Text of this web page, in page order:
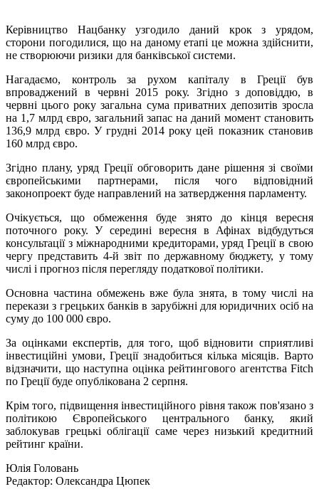
Керівництво Нацбанку узгодило даний крок з урядом,
сторони погодилися, що на даному етапі це можна здійснити,
не створюючи ризики для банківської системи.
Нагадаємо, контроль за рухом капіталу в Греції був
впроваджений в червні 2015 року. Згідно з доповіддю, в
червні цього року загальна сума приватних депозитів зросла
на 1,7 млрд євро, загальний запас на даний момент становить
136,9 млрд євро. У грудні 2014 року цей показник становив
160 млрд євро.
Згідно плану, уряд Греції обговорить дане рішення зі своїми
європейськими партнерами, після чого відповідний
законопроект буде направлений на затвердження парламенту.
Очікується, що обмеження буде знято до кінця вересня
поточного року. У середині вересня в Афінах відбудуться
консультації з міжнародними кредиторами, уряд Греції в свою
чергу представить 4-й звіт по державному бюджету, у тому
числі і прогноз пiсля перегляду податкової політики.
Основна частина обмежень вже була знята, в тому числі на
перекази з грецьких банків в зарубіжні для юридичних осіб на
суму до 100 000 євро.
За оцінками експертів, для того, щоб відновити сприятливі
інвестиційні умови, Греції знадобиться кілька місяців. Варто
відзначити, що наступна оцінка рейтингового агентства Fitch
по Греції буде опублікована 2 серпня.
Крім того, підвищення інвестиційного рівня також пов'язано з
політикою Європейського центрального банку, який
заблокував грецькі облігації саме через низький кредитний
рейтинг країни.
Юлія Головань
Редактор: Олександра Цюпек